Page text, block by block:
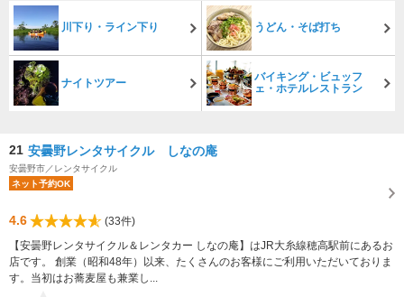
川下り・ライン下り うどん・そば打ち
ナイトツアー
バイキング・ビュッフ
ェ・ホテルレストラン
21 安曇野レンタサイクル しなの庵
安曇野市／レンタサイクル
ネット予約OK
4.6
(33件)
【安曇野レンタサイクル＆レンタカー しなの庵】はJR大糸線穂高駅前にあるお
店です。 創業（昭和48年）以来、たくさんのお客様にご利用いただいておりま
す。当初はお蕎麦屋も兼業し...